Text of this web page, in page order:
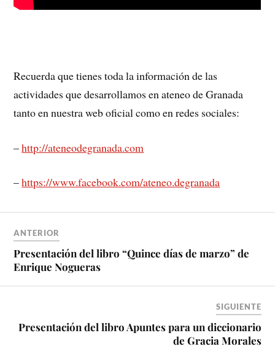
Recuerda que tienes toda la información de las
actividades que desarrollamos en ateneo de Granada
tanto en nuestra web oficial como en redes sociales:
–http://ateneodegranada.com
–https://www.facebook.com/ateneo.degranada
ANTERIOR
Presentación del libro “Quince días de marzo” de
Enrique Nogueras
SIGUIENTE
Presentación del libro Apuntes para un diccionario
de Gracia Morales